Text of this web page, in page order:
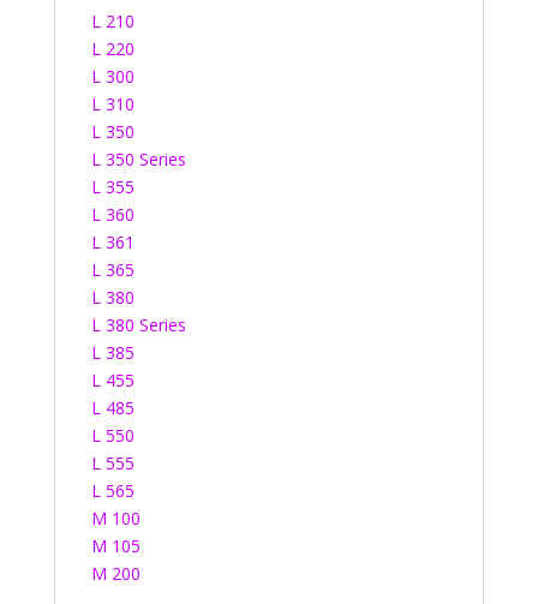
L 210
L 220
L 300
L 310
L 350
L 350 Series
L 355
L 360
L 361
L 365
L 380
L 380 Series
L 385
L 455
L 485
L 550
L 555
L 565
M 100
M 105
M 200